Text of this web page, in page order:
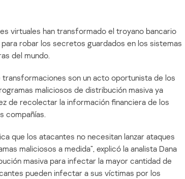
virtuales han transformado el troyano bancario
robar los secretos guardados en los sistemas
del mundo.
son un acto oportunista de los
maliciosos de distribución masiva ya
de recolectar la información financiera de los
compañías.
que los atacantes no necesitan lanzar ataques
maliciosos a medida”, explicó la analista Dana
masiva para infectar la mayor cantidad de
pueden infectar a sus víctimas por los